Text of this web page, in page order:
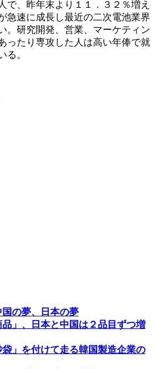
で、昨年末より１１．３２％増え
急速に成長し最近の二次電池業界
。研究開発、営業、マーケティン
ったり専攻した人は高い年俸で就
る。
の夢、日本の夢
」、日本と中国は２品目ずつ増
」を付けて走る韓国製造企業の